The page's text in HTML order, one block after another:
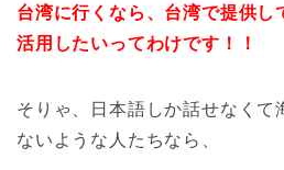
台湾に行くなら、台湾で提供し
活用したいってわけです！！
そりゃ、日本語しか話せなくて
ないような人たちなら、